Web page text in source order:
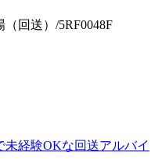
回送）/5RF0048F
未経験OKな回送アルバイ